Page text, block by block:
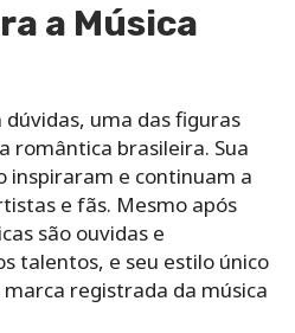
a Música
uma das figuras
romântica brasileira. Sua
e continuam a
e fãs. Mesmo após
são ouvidas e
talentos, e seu estilo único
registrada da música